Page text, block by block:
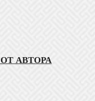
АВТОРА